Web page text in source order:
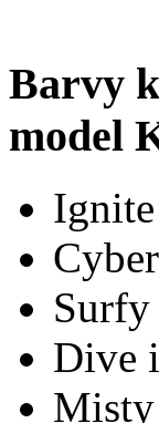
Barvy
model
Dive